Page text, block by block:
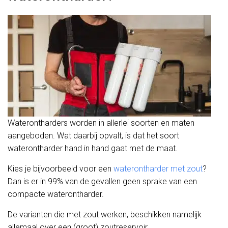
Waterontharders worden in allerlei soorten en maten
aangeboden. Wat daarbij opvalt, is dat het soort
waterontharder hand in hand gaat met de maat.
Kies je bijvoorbeeld voor een waterontharder met zout?
Dan is er in 99% van de gevallen geen sprake van een
compacte waterontharder.
De varianten die met zout werken, beschikken namelijk